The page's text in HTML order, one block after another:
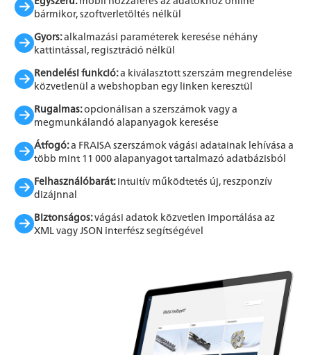
bármikor, szoftverletöltés nélkül
Gyors:alkalmazási paraméterek keresése néhány
kattintással, regisztráció nélkül
Rendelési funkció:a kiválasztott szerszám megrendelése
közvetlenül a webshopban egy linken keresztül
Rugalmas:opcionálisan a szerszámok vagy a
megmunkálandó alapanyagok keresése
Átfogó:a FRAISA szerszámok vágási adatainak lehívása a
több mint 11 000 alapanyagot tartalmazó adatbázisból
Felhasználóbarát:intuitív működtetés új, reszponzív
dizájnnal
Biztonságos:vágási adatok közvetlen importálása az
XML vagy JSON interfész segítségével